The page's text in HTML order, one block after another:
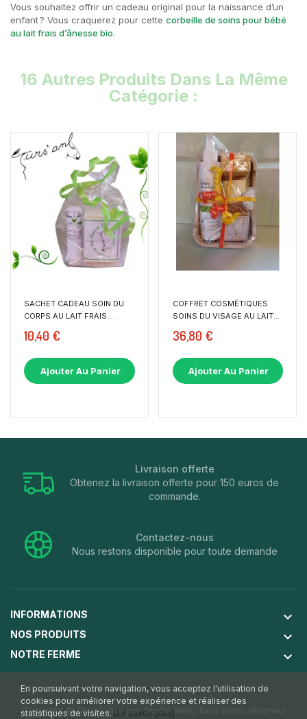
Vous souhaitez offrir un cadeau original pour la naissance d’un
enfant ? Vous craquerez pour cette corbeille de soins pour bébé
au lait frais d’ânesse bio.
16 Autres Produits Dans La Même
Catégorie :
SACHET CADEAU SOIN DU
CORPS AU LAIT FRAIS...
10,40 €
Ajouter Au Panier
COFFRET COSMÉTIQUES
SOINS DU VISAGE AU LAIT...
36,80 €
Ajouter Au Panier
Livraison offerte
Obtenez la livraison offerte pour 150 euros de
commande.
Contactez-nous
Nous restons disponible pour toute demande
INFORMATIONS keyboard_arrow_down
NOS PRODUITS keyboard_arrow_down
NOTRE FERME keyboard_arrow_down
Copyright © Site réalisé parStudio Web . Tous droits réservés
En poursuivant votre navigation, vous acceptez l'utilisation de
cookies pour améliorer votre expérience et réaliser des
statistiques de visites.[En savoir plus]